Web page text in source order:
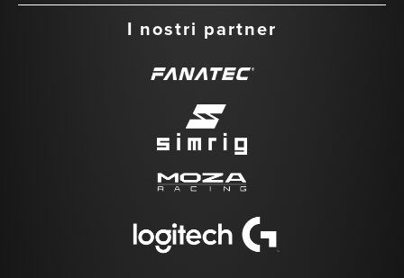
I nostri partner